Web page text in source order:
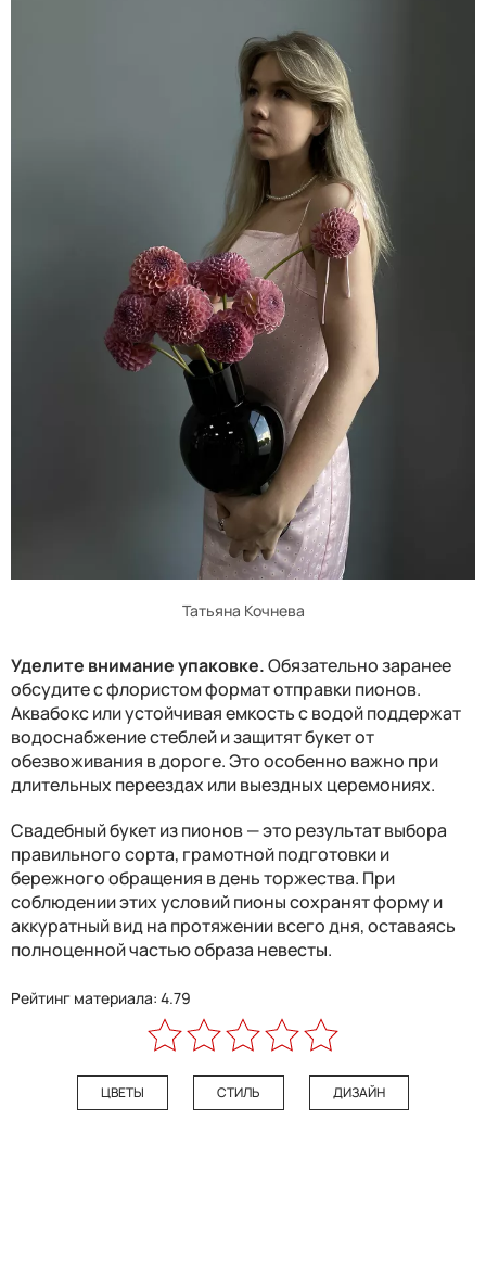
Татьяна Кочнева
Уделите внимание упаковке.Обязательно заранее
обсудите с флористом формат отправки пионов.
Аквабокс или устойчивая емкость с водой поддержат
водоснабжение стеблей и защитят букет от
обезвоживания в дороге. Это особенно важно при
длительных переездах или выездных церемониях.
Свадебный букет из пионов — это результат выбора
правильного сорта, грамотной подготовки и
бережного обращения в день торжества. При
соблюдении этих условий пионы сохранят форму и
аккуратный вид на протяжении всего дня, оставаясь
полноценной частью образа невесты.
Рейтинг материала: 4.79
ЦВЕТЫ СТИЛЬ ДИЗАЙН